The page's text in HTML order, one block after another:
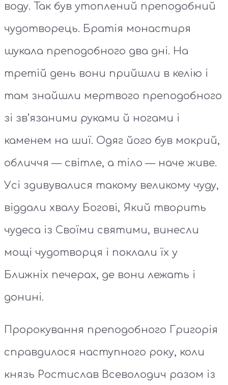
воду. Так був утоплений преподобний
чудотворець. Братія монастиря
шукала преподобного два дні. На
третій день вони прийшли в келію і
там знайшли мертвого преподобного
зі зв’язаними руками й ногами і
каменем на шиї. Одяг його був мокрий,
обличчя — світле, а тіло — наче живе.
Усі здивувалися такому великому чуду,
віддали хвалу Богові, Який творить
чудеса із Своїми святими, винесли
мощі чудотворця і поклали їх у
Ближніх печерах, де вони лежать і
донині.
Пророкування преподобного Григорія
справдилося наступного року, коли
князь Ростислав Всеволодич разом із